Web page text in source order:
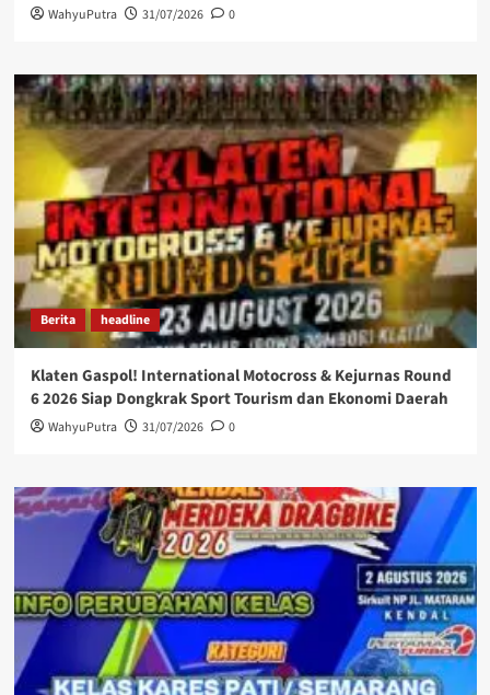
WahyuPutra 31/07/2026 0
Berita headline
Klaten Gaspol! International Motocross & Kejurnas Round
6 2026 Siap Dongkrak Sport Tourism dan Ekonomi Daerah
WahyuPutra 31/07/2026 0